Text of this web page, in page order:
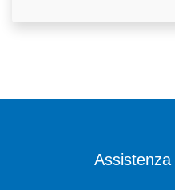
Assistenza